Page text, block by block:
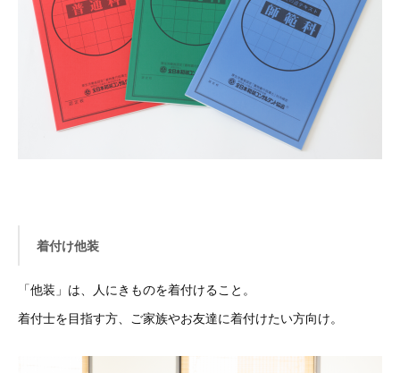
着付け他装
「他装」は、人にきものを着付けること。
着付士を目指す方、ご家族やお友達に着付けたい方向け。